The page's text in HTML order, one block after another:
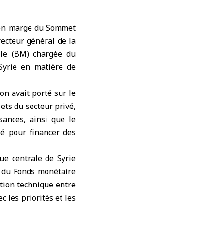
marge duSommet
général de la
(BM) chargée du
en matière de
avait porté sur le
du secteur privé,
ainsi que le
pour financer des
centrale de Syrie
Fonds monétaire
technique entre
les priorités et les